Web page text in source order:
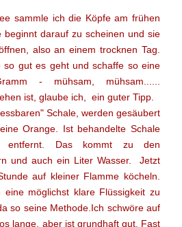
sammle ich die Köpfe am frühen
beginnt darauf zu scheinen und sie
also an einem trocknen Tag.
so gut es geht und schaffe so eine
- mühsam, mühsam......
ist, glaube ich, ein guter Tipp.
Schale, werden gesäubert
Orange. Ist behandelte Schale
entfernt. Das kommt zu den
und auch ein Liter Wasser. Jetzt
auf kleiner Flamme köcheln.
möglichst klare Flüssigkeit zu
so seine Methode. Ich schwöre auf
lange, aber ist grundhaft gut. Fast